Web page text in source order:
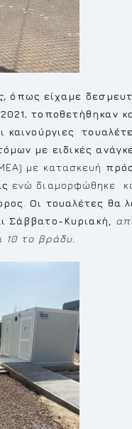
όπως είχαμε
,τοποθετήθηκαν
καινούργιες
με ειδικές
με κατασκευή
ενώ διαμορφώθηκε
.Οι τουαλέτες θα
Σάββατο-Κυριακή,
10 το βράδυ.